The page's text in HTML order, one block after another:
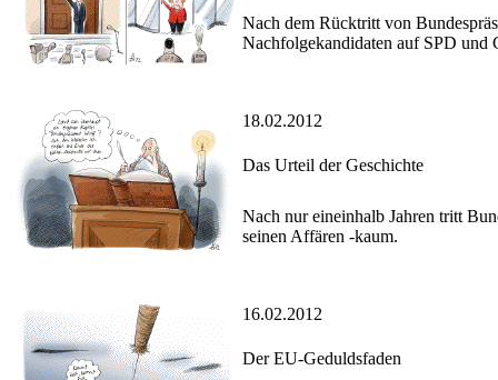
Nach dem Rücktritt von
Nachfolgekandidaten auf SPD und
18.02.2012
Das Urteil der Geschichte
Nach nur eineinhalb Jahren tritt
seinen Affären -kaum.
16.02.2012
Der EU-Geduldsfaden